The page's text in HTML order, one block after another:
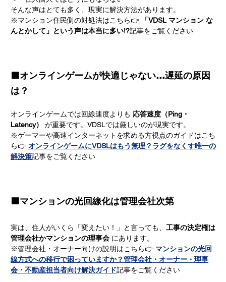
そんな声はとても多く、現実に解決方法があります。
※マンション住民側の対処法はこちら👉
「VDSL マンション な
んとかして」という声は本当に多い!?記事をご覧ください
🟩オンラインゲームが快適じゃない…遅延の原因
は？
オンラインゲームでは回線速度よりも 応答速度（Ping・
Latency）
が重要です。VDSLでは厳しいのが現実です。
※ゲーマーや高速インターネットを求める方視点のガイドはこち
ら👉 オンラインゲームにVDSLはもう無理？ラグをなくす唯一の
解決策記事をご覧ください
🟩マンションの光回線化は管理会社次第
実は、住人がいくら「変えたい！」と言っても、工事の決定権は
管理会社かマンションの理事会 にあります。
※管理会社・オーナー向けの説明はこちら👉 マンションの光回
線方式への移行で困っていますか？管理会社・オーナー・理事
会・不動産担当者向け解決ガイド記事をご覧ください